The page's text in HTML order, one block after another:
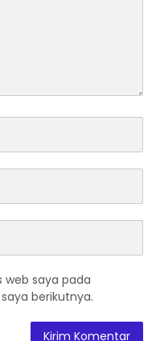
web saya pada
berikutnya.